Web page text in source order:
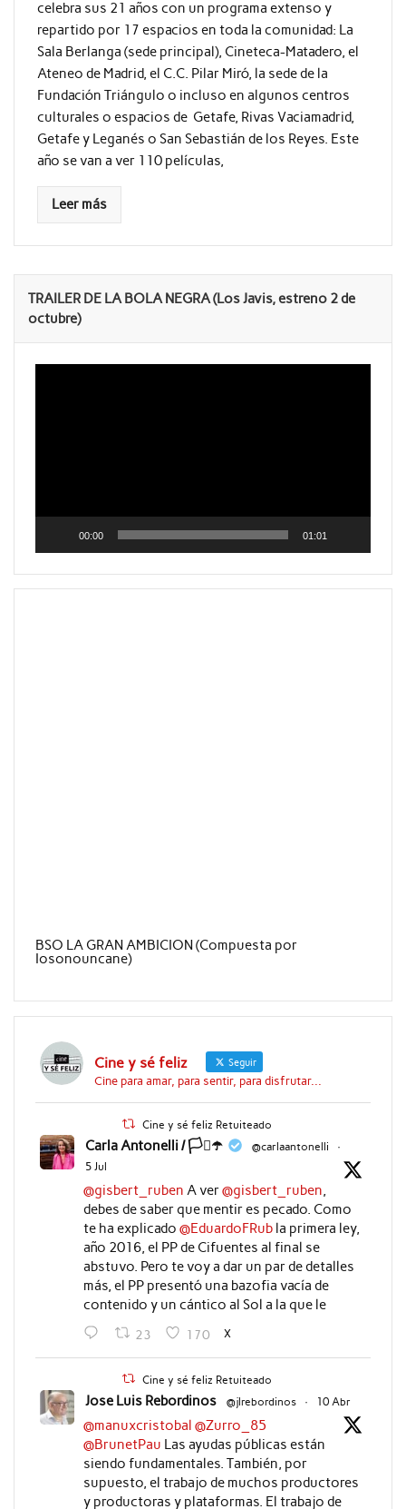
celebra sus 21 años con un programa extenso y
repartido por 17 espacios en toda la comunidad: La
Sala Berlanga (sede principal), Cineteca-Matadero, el
Ateneo de Madrid, el C.C. Pilar Miró, la sede de la
Fundación Triángulo o incluso en algunos centros
culturales o espacios de Getafe, Rivas Vaciamadrid,
Getafe y Leganés o San Sebastián de los Reyes. Este
año se van a ver 110 películas,
Leer más
TRAILER DE LA BOLA NEGRA (Los Javis, estreno 2 de
octubre)
Reproductor
00:00 01:01
BSO LA GRAN AMBICION (Compuesta por
Iosonouncane)
Cine y sé feliz Seguir
Cine para amar, para sentir, para disfrutar...
Cine y sé feliz Retuiteado
Carla Antonelli / 🏳️‍⚧️☂️ @carlaantonelli
·
5 Jul
@gisbert_ruben A ver@gisbert_ruben,
debes de saber que mentir es pecado. Como
te ha explicado @EduardoFRubla primera ley,
año 2016, el PP de Cifuentes al final se
abstuvo. Pero te voy a dar un par de detalles
más, el PP presentó una bazofia vacía de
contenido y un cántico al Sol a la que le
23 170 X
Cine y sé feliz Retuiteado
Jose Luis Rebordinos @jlrebordinos · 10 Abr
@manuxcristobal @Zurro_85
@BrunetPau Las ayudas públicas están
siendo fundamentales. También, por
supuesto, el trabajo de muchos productores
y productoras y plataformas. El trabajo de